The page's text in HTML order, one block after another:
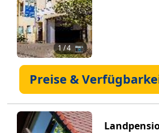
1 / 4 📷
Preise &